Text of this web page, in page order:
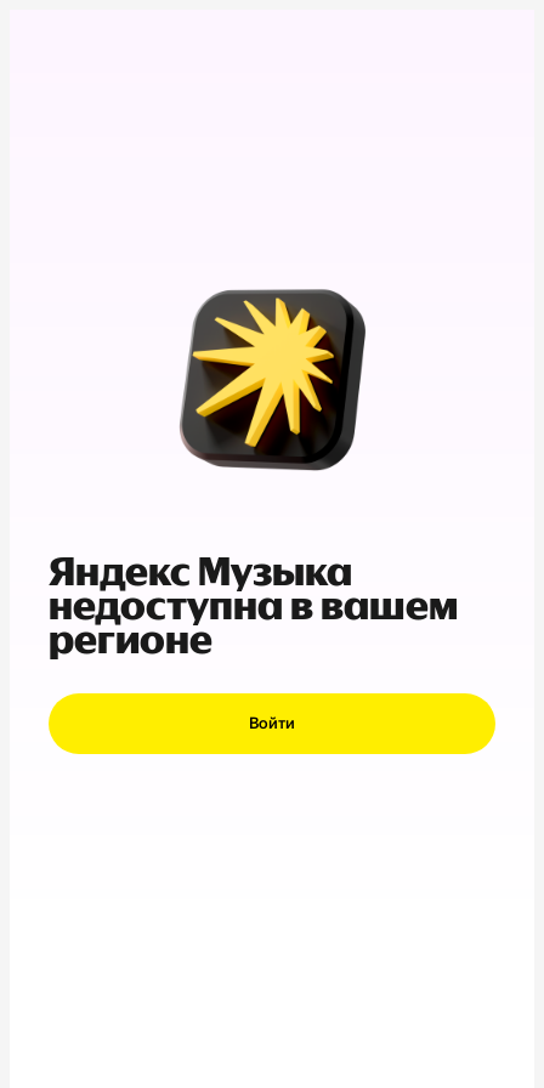
Яндекс Музыка
недоступна в вашем
регионе
Войти